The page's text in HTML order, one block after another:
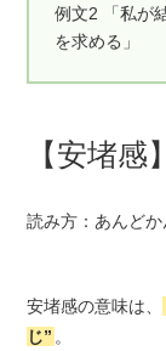
例文2 「私が
を求める」
【安堵感】
読み方：あんどか
安堵感の意味は、
じ” 。